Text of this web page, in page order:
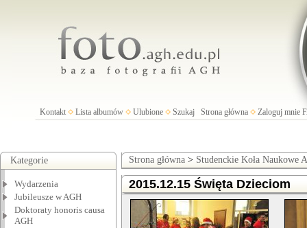
Kontakt Lista albumów Ulubione Szukaj Strona główna Zaloguj mnie
Kategorie
Wydarzenia
Jubileusze w AGH
Doktoraty honoris causa
AGH
Strona główna > Studenckie Koła Naukowe
2015.12.15 Święta Dzieciom